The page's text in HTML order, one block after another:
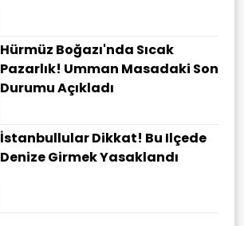
Hürmüz Boğazı'nda Sıcak
Pazarlık! Umman Masadaki Son
Durumu Açıkladı
İstanbullular Dikkat! Bu Ilçede
Denize Girmek Yasaklandı